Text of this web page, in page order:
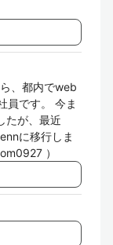
、都内でweb
員です。 今ま
たが、最近
に移行しま
）